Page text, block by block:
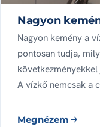
Nagyon
Nagyon kemény a
pontosan tudja,
A vízkő nemcsak a
Megnézem